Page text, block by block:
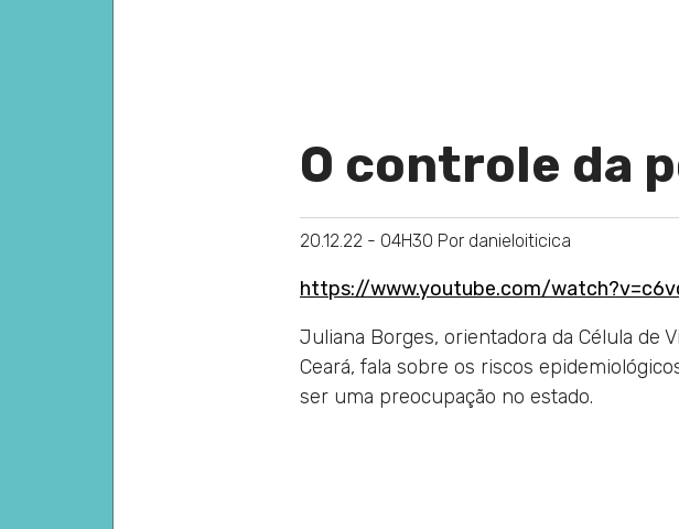
O controle da
20.12.22 - 04H30 Por danieloiticica
https://www.youtube.com/
Juliana Borges, orientadora da Célula de
Ceará, fala sobre os riscos
ser uma preocupação no estado.